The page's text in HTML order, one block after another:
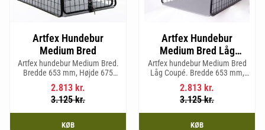
Artfex Hundebur
Medium Bred
Artfex hundebur Medium Bred.
Bredde 653 mm, Højde 675
mm, Dybde 830 mm og vægt
19,7 kg.
2.813 kr.
3.125kr.
KØB
Artfex Hundebur
Medium Bred Låg
Coupé
Artfex hundebur Medium Bred
Låg Coupé. Bredde 653 mm,
Højde 580 mm, Dybde 830 mm
og vægt 17,5 kg.
2.813 kr.
3.125kr.
KØB